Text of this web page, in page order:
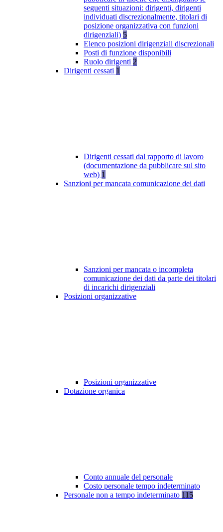
seguenti situazioni: dirigenti, dirigenti
individuati discrezionalmente, titolari di
posizione organizzativa con funzioni
dirigenziali) 5
Elenco posizioni dirigenziali discrezionali
Posti di funzione disponibili
Ruolo dirigenti 2
Dirigenti cessati 1
Dirigenti cessati dal rapporto di lavoro
(documentazione da pubblicare sul sito
web) 1
Sanzioni per mancata comunicazione dei dati
Sanzioni per mancata o incompleta
comunicazione dei dati da parte dei titolari
di incarichi dirigenziali
Posizioni organizzative
Posizioni organizzative
Dotazione organica
Conto annuale del personale
Costo personale tempo indeterminato
Personale non a tempo indeterminato 115